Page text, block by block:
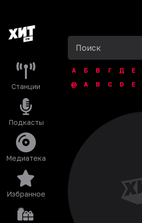
Станции
Подкасты
Медиатека
Избранное
А Б В Г Д Е
@
A B C D E